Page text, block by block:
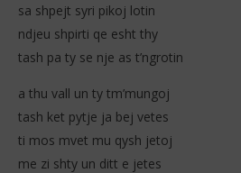
sa shpejt syri pikoj lotin
ndjeu shpirti qe esht thy
tash pa ty se nje as t’ngrotin
a thu vall un ty tm’mungoj
tash ket pytje ja bej vetes
ti mos mvet mu qysh jetoj
me zi shty un ditt e jetes